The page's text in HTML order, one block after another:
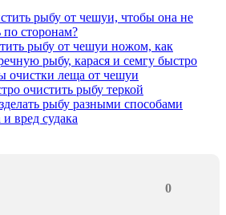
рыбу от чешуи, чтобы она не
по сторонам?
рыбу от чешуи ножом, как
рыбу, карася и семгу быстро
очистки леща от чешуи
очистить рыбу теркой
рыбу разными способами
вред судака
0